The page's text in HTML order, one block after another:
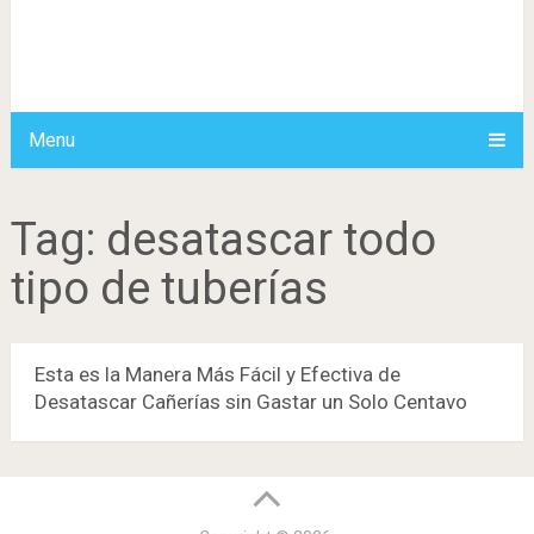
Menu
Tag: desatascar todo
tipo de tuberías
Esta es la Manera Más Fácil y Efectiva de
Desatascar Cañerías sin Gastar un Solo Centavo